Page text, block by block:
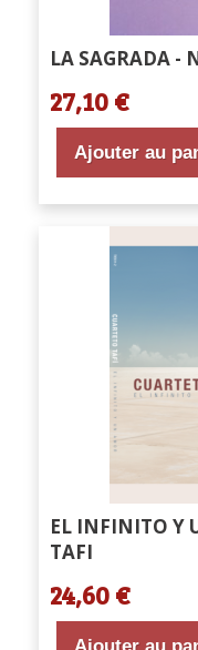
LA SAGRADA -
27,10 €
Ajouter au
EL INFINITO Y
TAFI
24,60 €
Ajouter au